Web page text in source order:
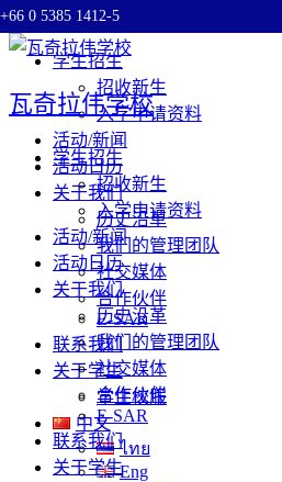
Skip to content
+66 0 5385 1412-5
瓦奇拉伟学校
学生招生
招收新生
入学申请资料
活动/新闻
活动日历
关于我们
历史沿革
我们的管理团队
社交媒体
合作伙伴
E-SAR
联系我们
关于学生
学生招生
招收新生
入学申请资料
活动/新闻
活动日历
关于我们
历史沿革
我们的管理团队
社交媒体
合作伙伴
E-SAR
联系我们
关于学生
学生校服
中文
ไทย
Eng